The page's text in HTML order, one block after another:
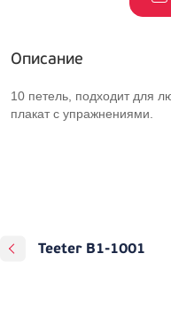
Описание
10 петель, подходит для
плакат с упражнениями.
Teeter B1-1001